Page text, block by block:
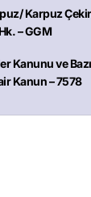
Karpuz
– GGM
Kanunu ve
Kanun – 7578